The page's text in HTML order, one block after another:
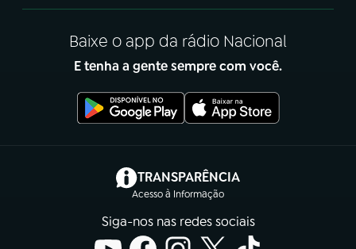
Baixe o app da rádio Nacional
E tenha a gente sempre com você.
TRANSPARÊNCIA
Acesso à Informação
(abre em nova aba)
Siga-nos nas redes sociais